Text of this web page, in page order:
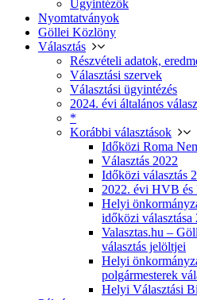
Ügyintézők
Nyomtatványok
Göllei Közlöny
Választás
Részvételi adatok,
Választási szervek
Választási ügyintézés
2024. évi általános
*
Korábbi választások
Időközi Roma
Választás 2022
Időközi választás
2022. évi HVB
Helyi
időközi választása
Valasztas.hu –
választás jelöltjei
Helyi
polgármesterek
Helyi Választási